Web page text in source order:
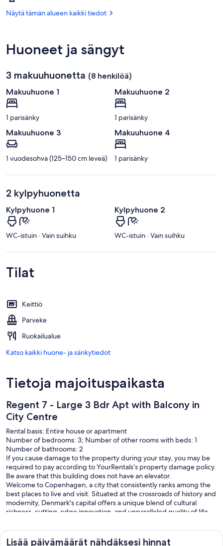
(CPH-
Näytä tämän alueen kaikki tiedot
Huoneet ja sängyt
3 makuuhuonetta (8 henkilöä)
Makuuhuone 1
1 parisänky
Makuuhuone 2
1 parisänky
Makuuhuone 3
1 vuodesohva (125–150 cm leveä)
Makuuhuone 4
1 parisänky
2 kylpyhuonetta
Kylpyhuone 1
WC-istuin · Vain suihku
Kylpyhuone 2
WC-istuin · Vain suihku
Tilat
Keittiö
Parveke
Ruokailualue
Katso kaikki huone- ja sänkytiedot
Tietoja majoituspaikasta
Regent 7 - Large 3 Bdr Apt with Balcony in
City Centre
Rental basis: Entire house or apartment
Number of bedrooms: 3; Number of other rooms with beds: 1
Number of bathrooms: 2
If you cause damage to the property during your stay, you may be
required to pay according to YourRentals’s property damage policy.
Be aware that this building does not have an elevator.
Welcome to Copenhagen, a city that consistently ranks among the
best places to live and visit. Situated at the crossroads of history and
modernity, Denmark's capital offers a unique blend of cultural
richness, cutting-edge innovation, and unparalleled quality of life.
A Rich History That Shaped the World
As one of the oldest capitals in Europe, Copenhagen's history is
Lisää päivämäärät nähdäksesi hinnat